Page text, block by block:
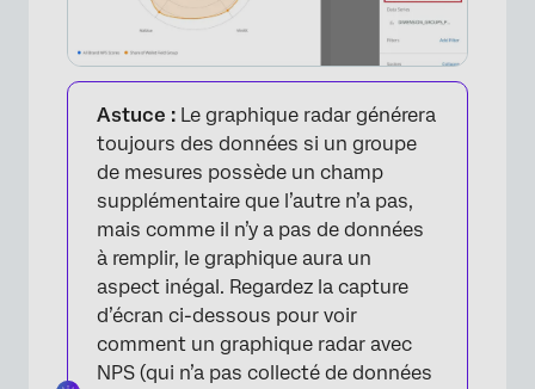
Astuce : Le graphique radar générera
toujours des données si un groupe
de mesures possède un champ
supplémentaire que l’autre n’a pas,
mais comme il n’y a pas de données
à remplir, le graphique aura un
aspect inégal. Regardez la capture
d’écran ci-dessous pour voir
comment un graphique radar avec
NPS (qui n’a pas collecté de données